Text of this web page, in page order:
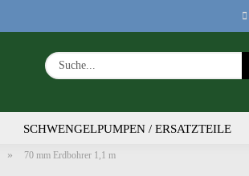
SCHWENGELPUMPEN / ERSATZTEILE
» 70 mm Erdbohrer 1,1 m